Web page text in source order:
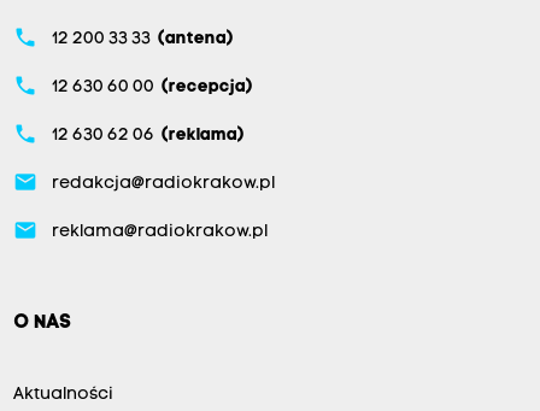
phone 12 200 33 33 (antena)
phone 12 630 60 00 (recepcja)
phone 12 630 62 06 (reklama)
email redakcja@radiokrakow.pl
email reklama@radiokrakow.pl
O NAS
Aktualności